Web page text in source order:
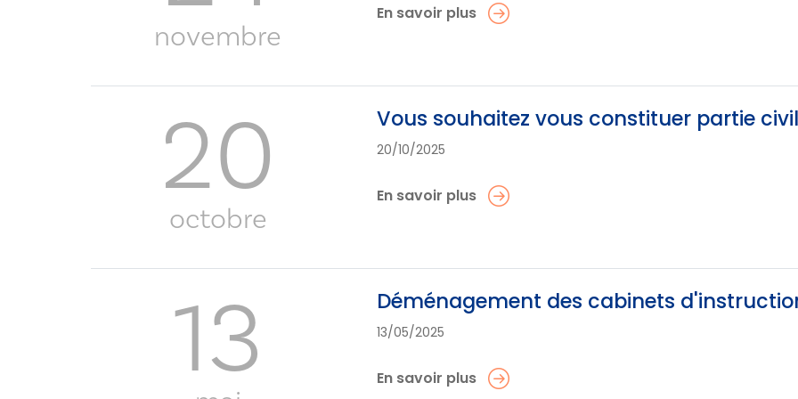
novembre
En savoir plus
20
octobre
Vous souhaitez vous constituer partie
20/10/2025
En savoir plus
13 Déménagement des cabinets
13/05/2025
En savoir plus